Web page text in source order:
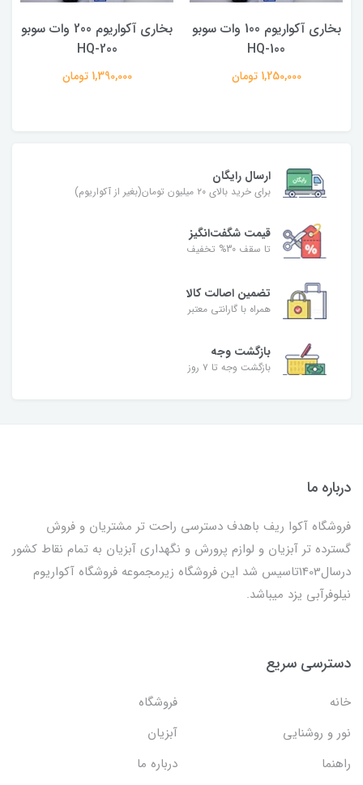
بخاری آکواریوم 100 وات سوبو
HQ-100
1,250,000 تومان
بخاری آکواریوم 200 وات سوبو
HQ-200
1,390,000 تومان
ارسال رایگان
برای خرید بالای ۲۰ میلیون تومان(بغیر از آکواریوم)
قیمت شگفت‌انگیز
تا سقف 30% تخفیف
تضمین اصالت کالا
همراه با گارانتی معتبر
بازگشت وجه
بازگشت وجه تا ۷ روز
درباره ما
فروشگاه آکوا ریف باهدف دسترسی راحت تر مشتریان و فروش
گسترده تر آبزیان و لوازم پرورش و نگهداری آبزیان به تمام نقاط کشور
درسال1403تاسیس شد این فروشگاه زیرمجموعه فروشگاه آکواریوم
نیلوفرآبی یزد میباشد.
دسترسی سریع
خانه
فروشگاه
نور و روشنایی
آبزیان
راهنما
درباره ما